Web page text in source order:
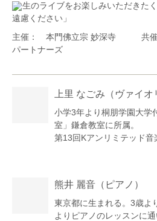
生のライブをお楽しみいただきた
遠慮ください」
主催： 本門佛立宗 妙深寺 共催
パートナーズ
上里 なごみ （ヴァイオ
小学3年より桐朋学園大学
室」鎌倉教室に所属。
第13回Kアンリミテッド
1位。第24回大阪国際音楽
18回セシリア国際音楽コ
シリアIMC審査委員長賞:
ト賞受賞者による夢の協
熊井 麗音 （ピアノ）
東京都に生まれる。3歳よ
よりピアノのレッスンに